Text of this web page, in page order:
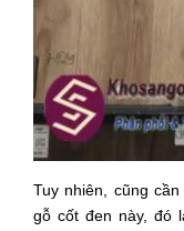
Tuy nhiên, cũng
gỗ cốt đen này, đó